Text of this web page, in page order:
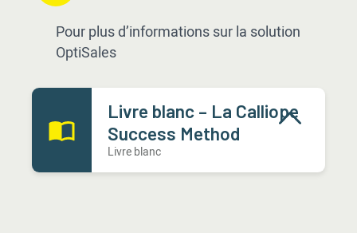
Pour plus d’informations sur la solution
OptiSales
Livre blanc – La Calliope
Success Method
Livre blanc